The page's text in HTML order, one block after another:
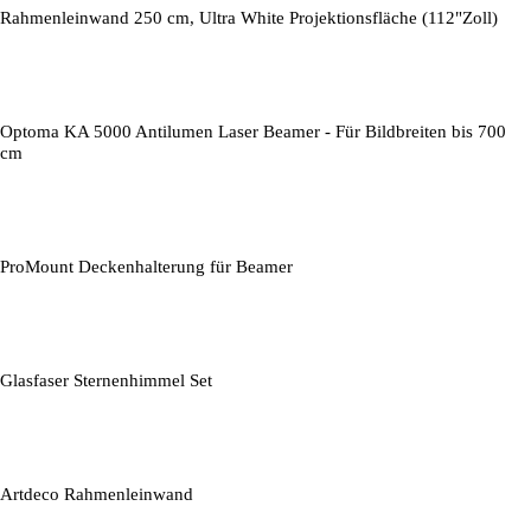
Rahmenleinwand 250 cm, Ultra White Projektionsfläche (112"Zoll)
Optoma KA 5000 Antilumen Laser Beamer - Für Bildbreiten bis 700
cm
ProMount Deckenhalterung für Beamer
Glasfaser Sternenhimmel Set
Artdeco Rahmenleinwand